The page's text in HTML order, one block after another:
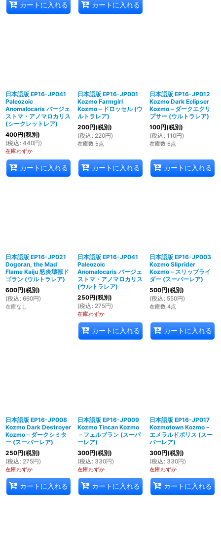
カートに入れる カートに入れる
日本語版 EP16-JP041
Paleozoic
Anomalocaris バージェ
ストマ・アノマロカリス
(シークレットレア)
400円(税別)
(税込 : 440円)
在庫わずか
カートに入れる
日本語版 EP16-JP001
Kozmo Farmgirl
Kozmo－ドロッセル (ウ
ルトラレア)
200円(税別)
(税込 : 220円)
在庫数 5点
カートに入れる
日本語版 EP16-JP012
Kozmo Dark Eclipser
Kozmo－ダークエクリ
プサー (ウルトラレア)
100円(税別)
(税込 : 110円)
在庫数 6点
カートに入れる
日本語版 EP16-JP021
Dogoran, the Mad
Flame Kaiju 怒炎壊獣ド
ゴラン (ウルトラレア)
600円(税別)
(税込 : 660円)
在庫なし
日本語版 EP16-JP041
Paleozoic
Anomalocaris バージェ
ストマ・アノマロカリス
(ウルトラレア)
250円(税別)
(税込 : 275円)
在庫わずか
カートに入れる
日本語版 EP16-JP003
Kozmo Sliprider
Kozmo－スリップライ
ダー (スーパーレア)
500円(税別)
(税込 : 550円)
在庫数 4点
カートに入れる
日本語版 EP16-JP008
Kozmo Dark Destroyer
Kozmo－ダークシミタ
ー (スーパーレア)
250円(税別)
(税込 : 275円)
在庫わずか
カートに入れる
日本語版 EP16-JP009
Kozmo Tincan Kozmo
－フェルブラン (スーパ
ーレア)
300円(税別)
(税込 : 330円)
在庫わずか
カートに入れる
日本語版 EP16-JP017
Kozmotown Kozmo－
エメラルドポリス (スー
パーレア)
300円(税別)
(税込 : 330円)
在庫わずか
カートに入れる